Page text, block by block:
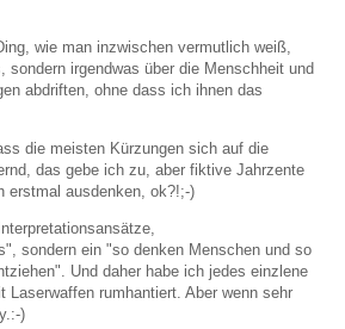
wie man inzwischen vermutlich weiß,
irgendwas über die Menschheit und
abdriften, ohne dass ich ihnen das
die meisten Kürzungen sich auf die
das gebe ich zu, aber fiktive Jahrzente
erstmal ausdenken, ok?!;-)
sondern ein "so denken Menschen und so
Und daher habe ich jedes einzlene
rumhantiert. Aber wenn sehr
)